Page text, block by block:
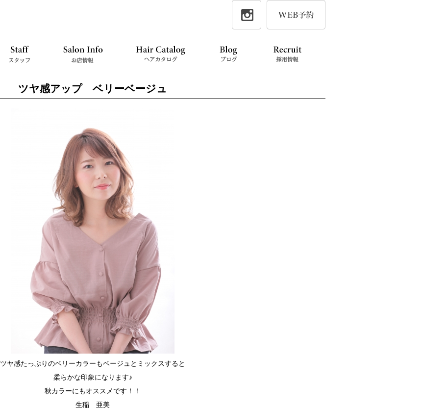
ツヤ感アップ ベリーベージュ
ツヤ感たっぷりのベリーカラーもベージュとミックスすると
柔らかな印象になります♪
秋カラーにもオススメです！！
生稲 亜美